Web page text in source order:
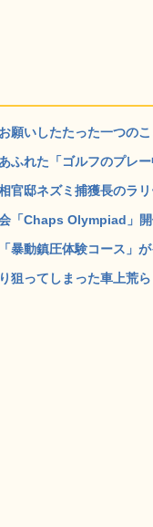
願いしたたった一つの
ふれた「ゴルフのプレ
官邸ネズミ捕獲長のラ
「Chaps Olympiad」
暴動鎮圧体験コース」
狙ってしまった車上荒